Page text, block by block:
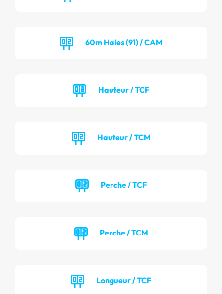
60m Haies (91) / CAM
Hauteur / TCF
Hauteur / TCM
Perche / TCF
Perche / TCM
Longueur / TCF